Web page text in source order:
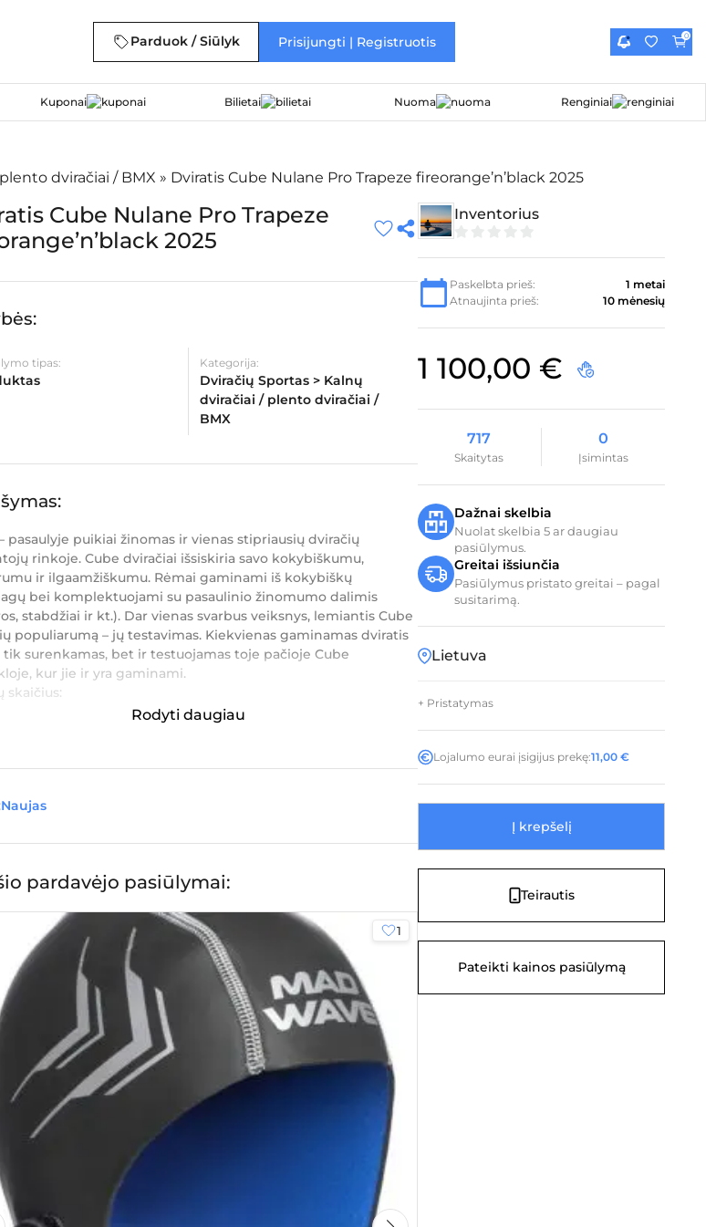
Parduok / Siūlyk Prisijungti | Registruotis 0
Kuponai Bilietai Nuoma Renginiai
dviračiai / BMX » Dviratis Cube Nulane Pro Trapeze fireorange’n’black 2025
R6 lipdukų rinkinys
Cube Nulane Pro Trapeze
2025
tipas: Kategorija:
Dviračių Sportas > Kalnų
dviračiai / plento dviračiai /
BMX
pasaulyje puikiai žinomas ir vienas stipriausių dviračių
rinkoje. Cube dviračiai išsiskiria savo kokybiškumu,
ir ilgaamžiškumu. Rėmai gaminami iš kokybiškų
bei komplektuojami su pasaulinio žinomumo dalimis
stabdžiai ir kt.). Dar vienas svarbus veiksnys, lemiantis Cube
populiarumą – jų testavimas. Kiekvienas gaminamas dviratis
tik surenkamas, bet ir testuojamas toje pačioje Cube
kur jie ir yra gaminami.
skaičius:
Rodyti daugiau
Naujas
pardavėjo pasiūlymai:
1
Inventorius
5
Paskelbta prieš:
1 metai
Atnaujinta prieš:
10 mėnesių
1 100,00 €
717
Skaitytas
0
Įsimintas
Dažnai skelbia
Nuolat skelbia 5 ar daugiau
pasiūlymus.
Greitai išsiunčia
Pasiūlymus pristato greitai – pagal
susitarimą.
Lietuva
+ Pristatymas
Lojalumo eurai įsigijus prekę:11,00€
Į krepšelį
Teirautis
Pateikti kainos pasiūlymą